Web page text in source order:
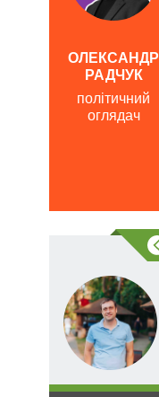
ОЛЕКСАНДР
РАДЧУК
політичний
оглядач